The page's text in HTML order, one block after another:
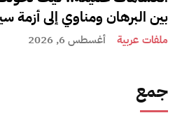
بين البرهان ومناوي إلى أزمة
ملفات عربية أغسطس 6, 2026
جمع